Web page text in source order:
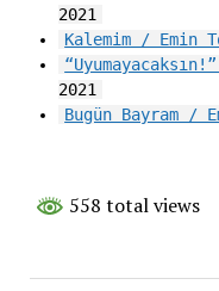
2021
Kalemim / Emin
2021
Bugün Bayram /
558 total views